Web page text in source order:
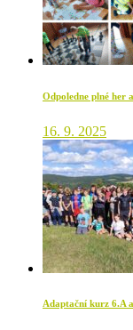
Odpoledne plné her
16. 9. 2025
Adaptační kurz 6.A